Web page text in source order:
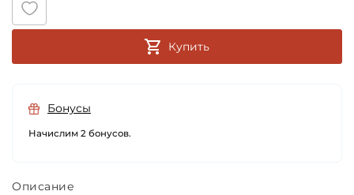
Купить
Бонусы
Начислим 2 бонусов.
Описание